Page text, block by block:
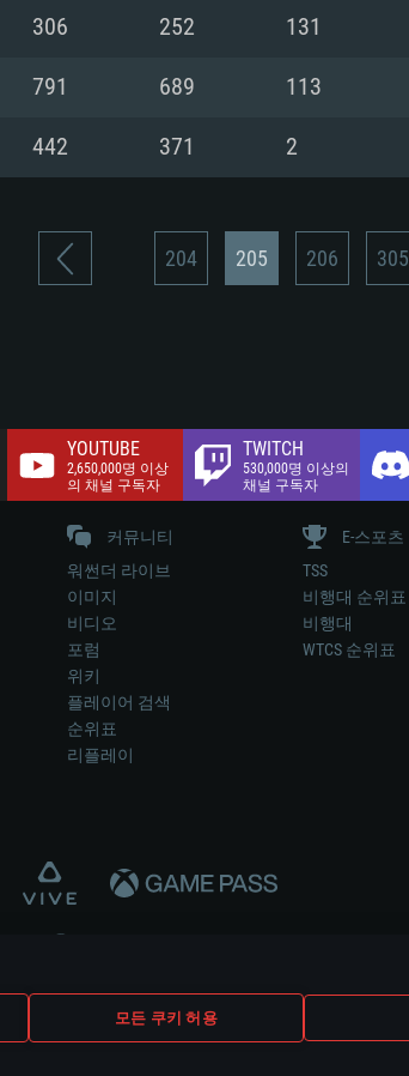
모든 쿠키 허용
간: 62.2 GB (전체 클라이언
306 252 131
791 689 113
442 371 2
204 205 206 305
YOUTUBE
2,650,000명 이상
의 채널 구독자
TWITCH
530,000명 이상의
채널 구독자
커뮤니티
워썬더 라이브
이미지
비디오
포럼
위키
플레이어 검색
순위표
리플레이
E-스포츠
TSS
비행대 순위표
비행대
WTCS 순위표
하지 않습니다..